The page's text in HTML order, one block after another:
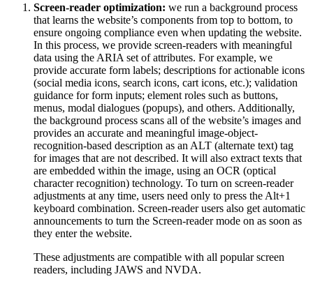
Screen-reader optimization: we run a background process
that learns the website’s components from top to bottom, to
ensure ongoing compliance even when updating the website.
In this process, we provide screen-readers with meaningful
data using the ARIA set of attributes. For example, we
provide accurate form labels; descriptions for actionable icons
(social media icons, search icons, cart icons, etc.); validation
guidance for form inputs; element roles such as buttons,
menus, modal dialogues (popups), and others. Additionally,
the background process scans all of the website’s images and
provides an accurate and meaningful image-object-
recognition-based description as an ALT (alternate text) tag
for images that are not described. It will also extract texts that
are embedded within the image, using an OCR (optical
character recognition) technology. To turn on screen-reader
adjustments at any time, users need only to press the Alt+1
keyboard combination. Screen-reader users also get automatic
announcements to turn the Screen-reader mode on as soon as
they enter the website.
These adjustments are compatible with all popular screen
readers, including JAWS and NVDA.